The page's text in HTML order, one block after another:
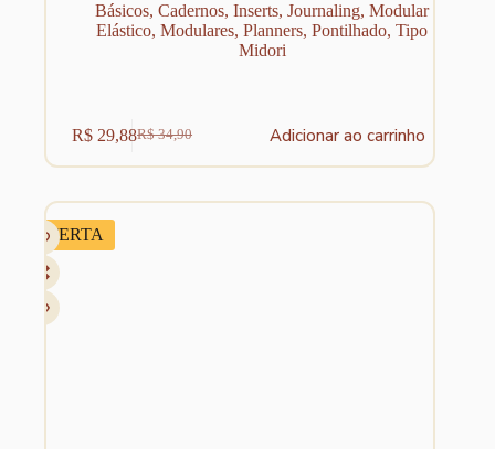
Básicos,Cadernos,Inserts,Journaling,Modular
Elástico,Modulares,Planners,Pontilhado,Tipo
Midori
R$34,90
O
preço
era:
R$ 29,88O
preço
é:
Adicionar ao carrinho
OFERTA